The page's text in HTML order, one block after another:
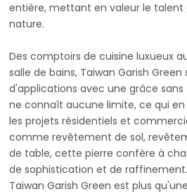
entière, mettant en valeur le talent
nature.
Des comptoirs de cuisine luxueux
salle de bains, Taiwan Garish
d'applications avec une grâce
ne connaît aucune limite, ce qui
les projets résidentiels et
comme revêtement de sol,
de table, cette pierre confère à
de sophistication et de raffinement.
Taiwan Garish Green est plus